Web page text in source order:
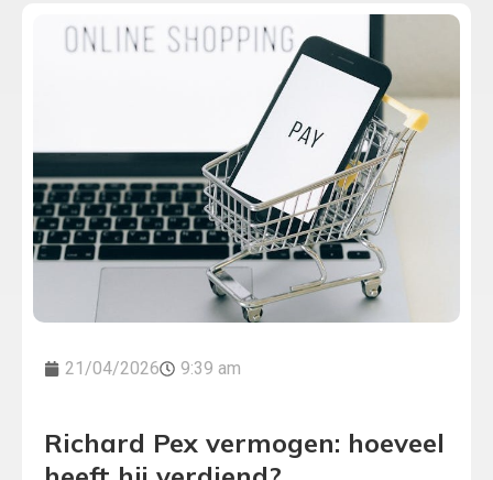
21/04/2026 9:39 am
Richard Pex vermogen: hoeveel